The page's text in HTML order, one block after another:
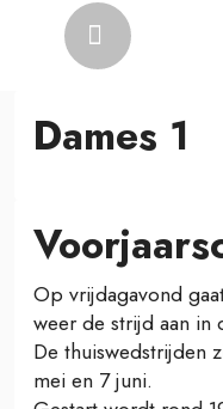
Previous
Dames 1
Op vrijdagavond
weer de strijd aan in
De thuiswedstrijden
mei en 7 juni.